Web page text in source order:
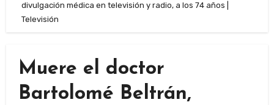
divulgación médica en televisión y radio, a los 74 años |
Televisión
Muere el doctor
Bartolomé Beltrán,